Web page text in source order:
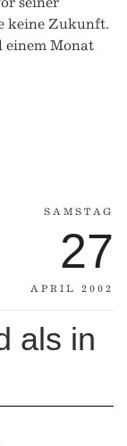
keine Zukunft.
einem Monat
SAMSTAG
27
APRIL 2002
als in